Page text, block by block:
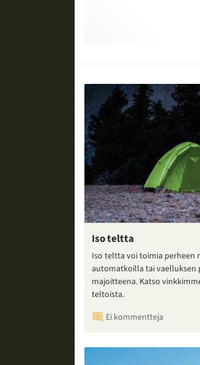
Iso teltta
Iso teltta voi toimia perheen
automatkoilla tai vaelluksen
majoitteena. Katso
teltoista.
Ei kommentteja